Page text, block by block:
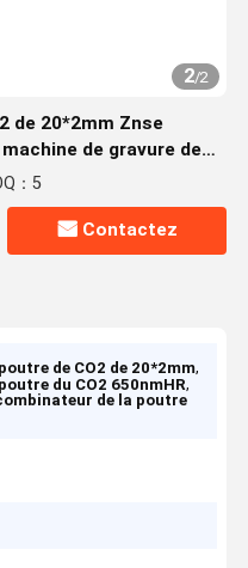
2/2
de 20*2mm Znse
de gravure de
：5
Contactez
de CO2 de 20*2mm,
du CO2 650nmHR,
de la poutre